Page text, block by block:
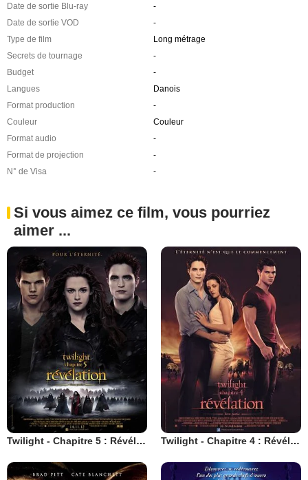
Date de sortie Blu-ray
-
Date de sortie VOD
-
Type de film
Long métrage
Secrets de tournage
-
Budget
-
Langues
Danois
Format production
-
Couleur
Couleur
Format audio
-
Format de projection
-
N° de Visa
-
Si vous aimez ce film, vous pourriez
aimer ...
Twilight - Chapitre 5 : Révélation 2e partie Twilight - Chapitre 4 : Révélation 1ère partie